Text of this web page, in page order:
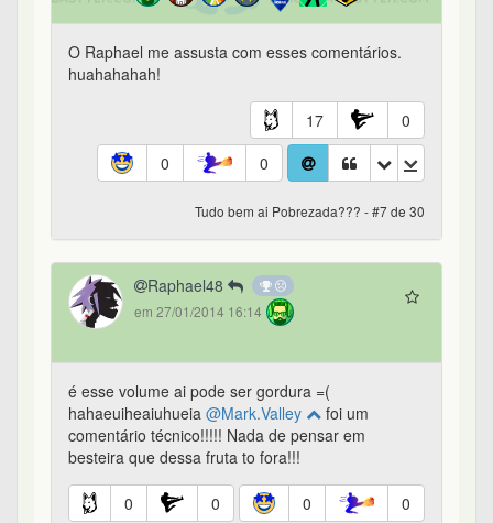
O Raphael me assusta com esses comentários.
huahahahah!
17
0
0
0
Tudo bem ai Pobrezada??? - #7 de 30
Raphael48
em 27/01/2014 16:14
é esse volume ai pode ser gordura =(
hahaeuiheaiuhueia @Mark.Valley
foi um
comentário técnico!!!!! Nada de pensar em
besteira que dessa fruta to fora!!!
0 0 0 0